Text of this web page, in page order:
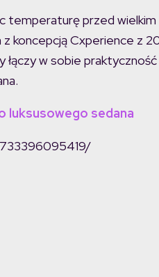
temperaturę przed wielkim
koncepcją Cxperience z
łączy w sobie praktyczność
luksusowego sedana